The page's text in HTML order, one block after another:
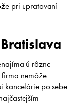
pri upratovaní
rôzne
nemôže
kancelárie po sebe